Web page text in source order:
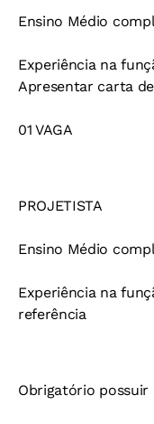
Ensino Médio
Experiência na
Apresentar carta
01 VAGA
PROJETISTA
Ensino Médio
Experiência na
referência
Obrigatório possuir